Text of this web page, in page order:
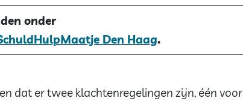
onder
Den Haag.
dat er twee klachtenregelingen zijn, één voor